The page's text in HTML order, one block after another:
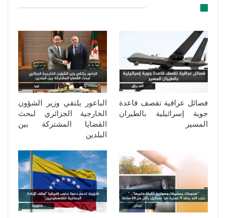
فصائل عراقية تقصف قاعدة
جوية إسرائيلية بالطيران
المسير
الباعور يلتقي وزير الشؤون
الخارجية الجزائري لبحث
القضايا المشتركة بين
البلدين